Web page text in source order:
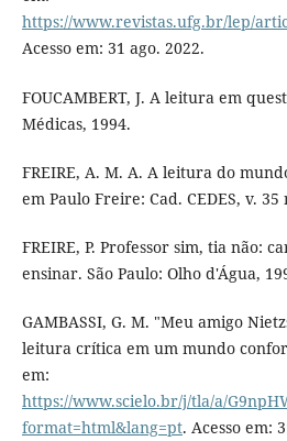
https://www.revistas.ufg.br/lep/
Acesso em: 31 ago. 2022.
FOUCAMBERT, J. A leitura em
Médicas, 1994.
FREIRE, A. M. A. A leitura do
em Paulo Freire: Cad. CEDES, v. 35
FREIRE, P. Professor sim, tia não:
ensinar. São Paulo: Olho d'Água,
GAMBASSI, G. M. "Meu amigo
leitura crítica em um mundo
em:
https://www.scielo.br/j/tla/a/
format=html&lang=pt. Acesso em: